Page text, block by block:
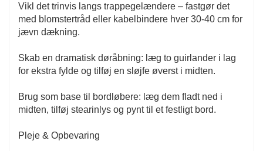
Vikl det trinvis langs trappegelændere – fastgør det
med blomstertråd eller kabelbindere hver 30-40 cm for
jævn dækning.
Skab en dramatisk døråbning: læg to guirlander i lag
for ekstra fylde og tilføj en sløjfe øverst i midten.
Brug som base til bordløbere: læg dem fladt ned i
midten, tilføj stearinlys og pynt til et festligt bord.
Pleje & Opbevaring